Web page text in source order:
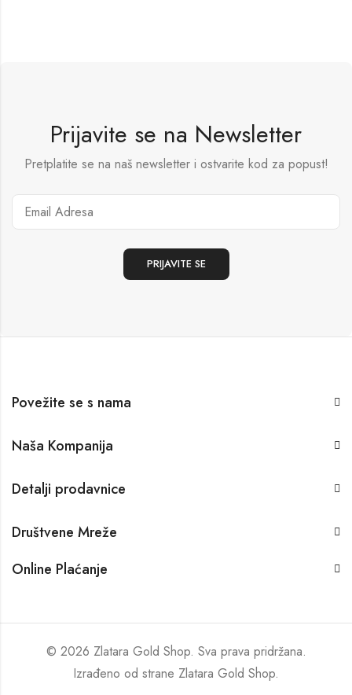
Prijavite se na Newsletter
Pretplatite se na naš newsletter i ostvarite kod za popust!
Povežite se s nama
Naša Kompanija
Detalji prodavnice
Društvene Mreže
Online Plaćanje
© 2026 Zlatara Gold Shop. Sva prava pridržana.
Izrađeno od strane Zlatara Gold Shop.